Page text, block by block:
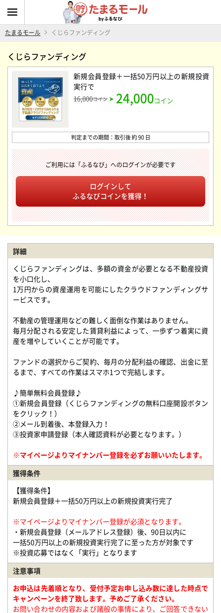
たまるモール くじらファンディング
くじらファンディング
新規会員登録＋一括50万円以上の新規投資
実行で
16,000コイン 24,000コイン
判定までの期間：取引後 約 90 日
ご利用には「ふるなび」へのログインが必要です
ログインして
ふるなびコインを獲得！
詳細
くじらファンディングは、多額の資金が必要となる不動産投資
を小口化し、
1万円からの資産運用を可能にしたクラウドファンディングサ
ービスです。
不動産の管理運用などの難しく面倒な作業はありません。
毎月分配される安定した賃貸利益によって、一歩ずつ着実に資
産を増やしていくことが可能です。
ファンドの選択からご契約、毎月の分配利益の確認、出金に至
るまで、すべての作業はスマホ1つで完結します。
♪簡単無料会員登録♪
①新規会員登録（くじらファンディングの無料口座開設ボタン
をクリック！）
②メール到着後、本登録入力！
③投資家申請登録（本人確認資料が必要となります。）
※マイページよりマイナンバー登録を必ずお願いいたします。
獲得条件
【獲得条件】
新規会員登録＋一括50万円以上の新規投資実行完了
※マイページよりマイナンバー登録が必須となります。
・新規会員登録（メールアドレス登録）後、90日以内に
一括50万円以上の新規投資実行完了に至った方が対象です
※投資応募ではなく「実行」となります
注意事項
お申込は先着順となり、受付予定お申し込み数に達した時点で
キャンペーンを終了致します。予めご了承ください。
お問い合わせの内容および諸般の事情により、ご回答できない